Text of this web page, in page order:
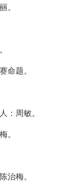
。
命题。
：周敏。
。
治梅。